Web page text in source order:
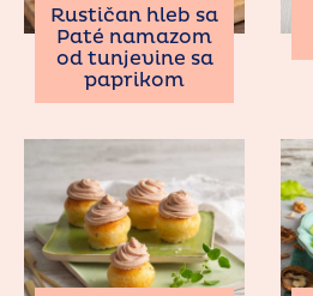
Rustičan hleb sa
Paté namazom
od tunjevine sa
paprikom